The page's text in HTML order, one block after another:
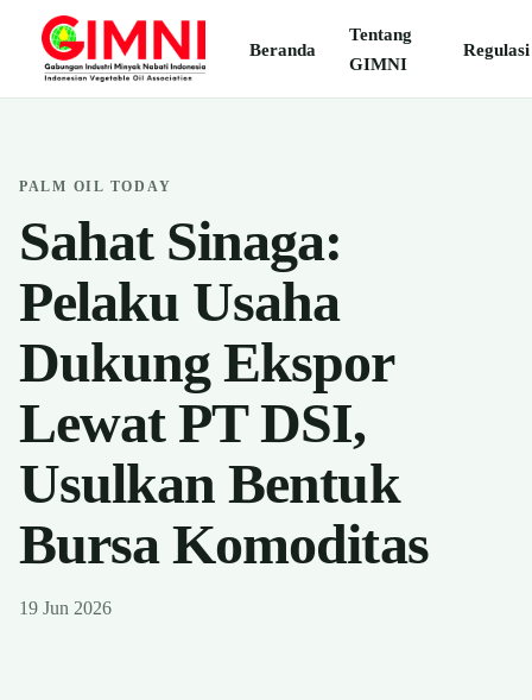
Beranda
Tentang
GIMNI
Regulasi
PALM OIL TODAY
Sahat Sinaga:
Pelaku Usaha
Dukung Ekspor
Lewat PT DSI,
Usulkan Bentuk
Bursa Komoditas
19 Jun 2026